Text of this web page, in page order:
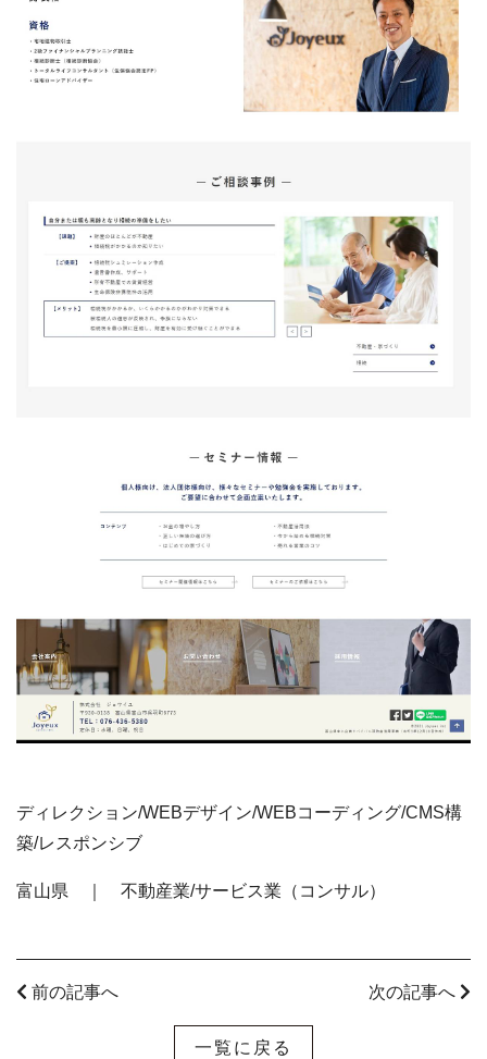
ディレクション/WEBデザイン/WEBコーディング/CMS構
築/レスポンシブ
富山県 ｜ 不動産業/サービス業（コンサル）
前の記事へ 次の記事へ
一覧に戻る